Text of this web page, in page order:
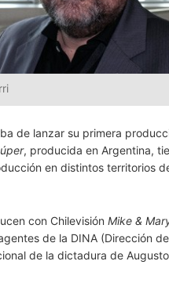
de lanzar su primera
, producida en Argentina,
en distintos territorios
con Chilevisión Mike &
de la DINA (Dirección de
de la dictadura de Augusto